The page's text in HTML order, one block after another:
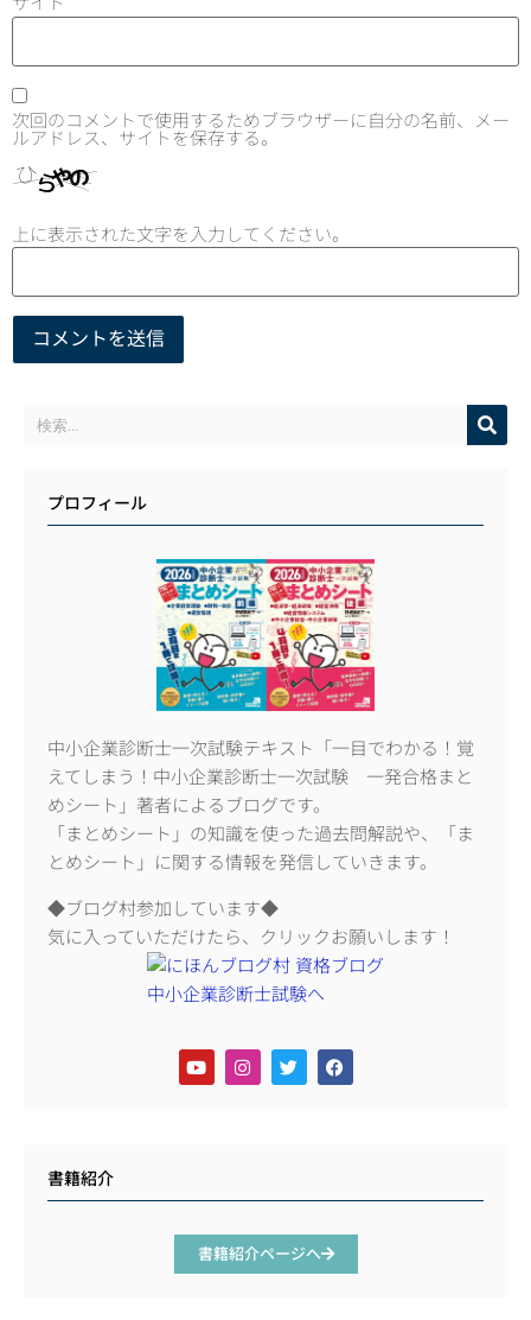
次回のコメントで使用するためブラウザーに自分の名前、メー
ルアドレス、サイトを保存する。
上に表示された文字を入力してください。
プロフィール
中小企業診断士一次試験テキスト「一目でわかる！覚
えてしまう！中小企業診断士一次試験 一発合格まと
めシート」著者によるブログです。
「まとめシート」の知識を使った過去問解説や、「ま
とめシート」に関する情報を発信していきます。
◆ブログ村参加しています◆
気に入っていただけたら、クリックお願いします！
書籍紹介
書籍紹介ページへ